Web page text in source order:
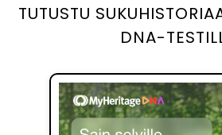
TUTUSTU
DNA-